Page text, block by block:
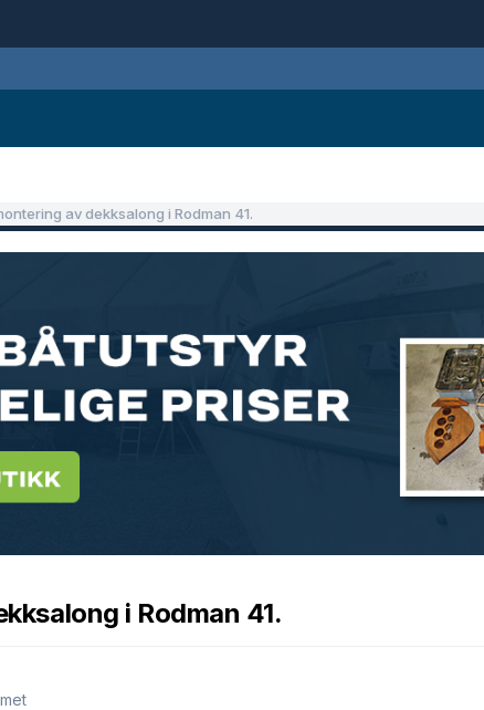
av dekksalong i Rodman 41.
i Rodman 41.